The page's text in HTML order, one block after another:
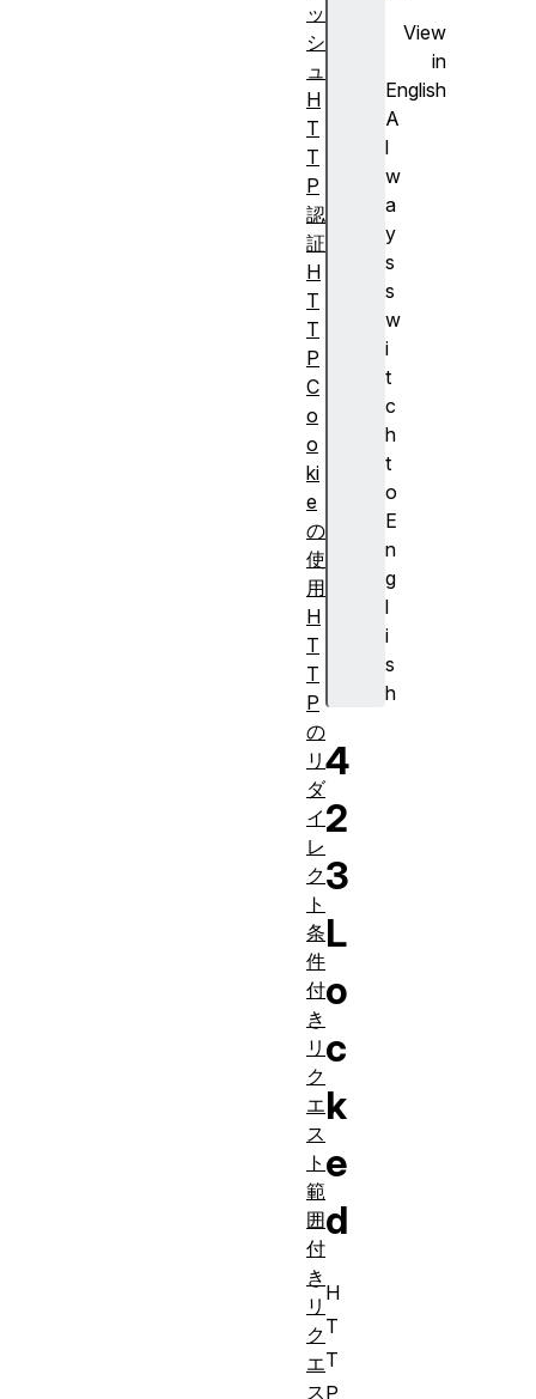
View
in
English
A
l
w
a
y
s
s
w
i
t
c
h
t
o
E
n
g
l
i
s
h
4
2
3
L
o
c
k
e
d
H
T
T
P
ッ
シ
ュ
H
T
T
P
認
証
H
T
T
P
C
o
o
ki
e
の
使
用
H
T
T
P
の
リ
ダ
イ
レ
ク
ト
条
件
付
き
リ
ク
エ
ス
ト
範
囲
付
き
リ
ク
エ
ス